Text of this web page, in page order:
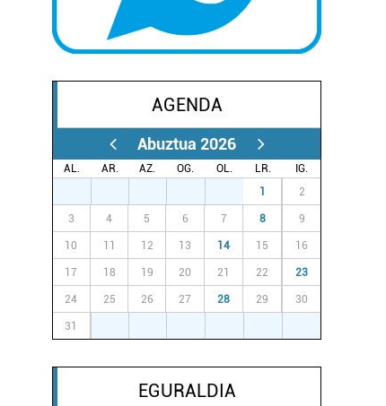
AGENDA
Abuztua 2026
AL. AR. AZ. OG. OL. LR.
IG.
1 2
3 4 5 6 7 8 9
10 11 12 13 14 15 16
17 18 19 20 21 22 23
24 25 26 27 28 29 30
31
EGURALDIA